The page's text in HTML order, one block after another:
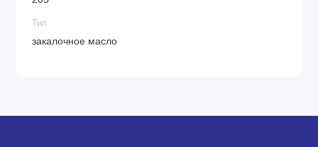
Тип
закалочное масло